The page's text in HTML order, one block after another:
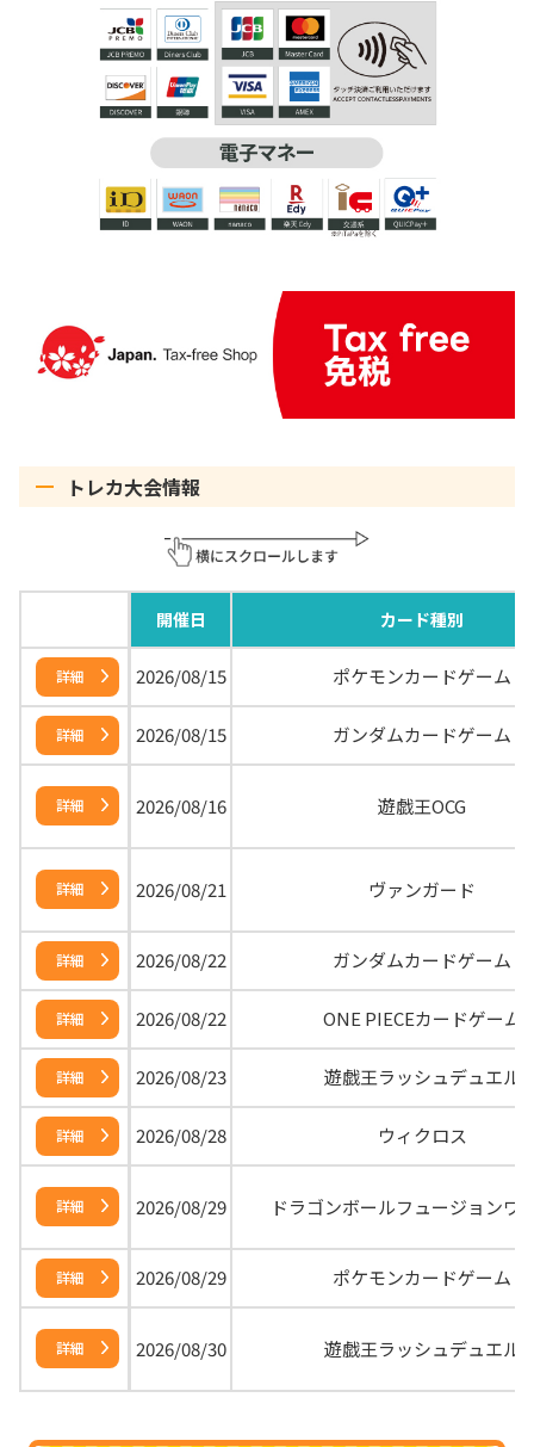
トレカ大会情報
開催日 カード種別
詳細 2026/08/15 ポケモンカードゲーム
詳細 2026/08/15 ガンダムカードゲーム
詳細 2026/08/16 遊戯王OCG
詳細 2026/08/21 ヴァンガード
詳細 2026/08/22 ガンダムカードゲーム
詳細 2026/08/22 ONE PIECEカードゲーム
詳細 2026/08/23 遊戯王ラッシュデュエル
詳細 2026/08/28 ウィクロス
詳細 2026/08/29 ドラゴンボールフュージョンワ
詳細 2026/08/29 ポケモンカードゲーム
詳細 2026/08/30 遊戯王ラッシュデュエル